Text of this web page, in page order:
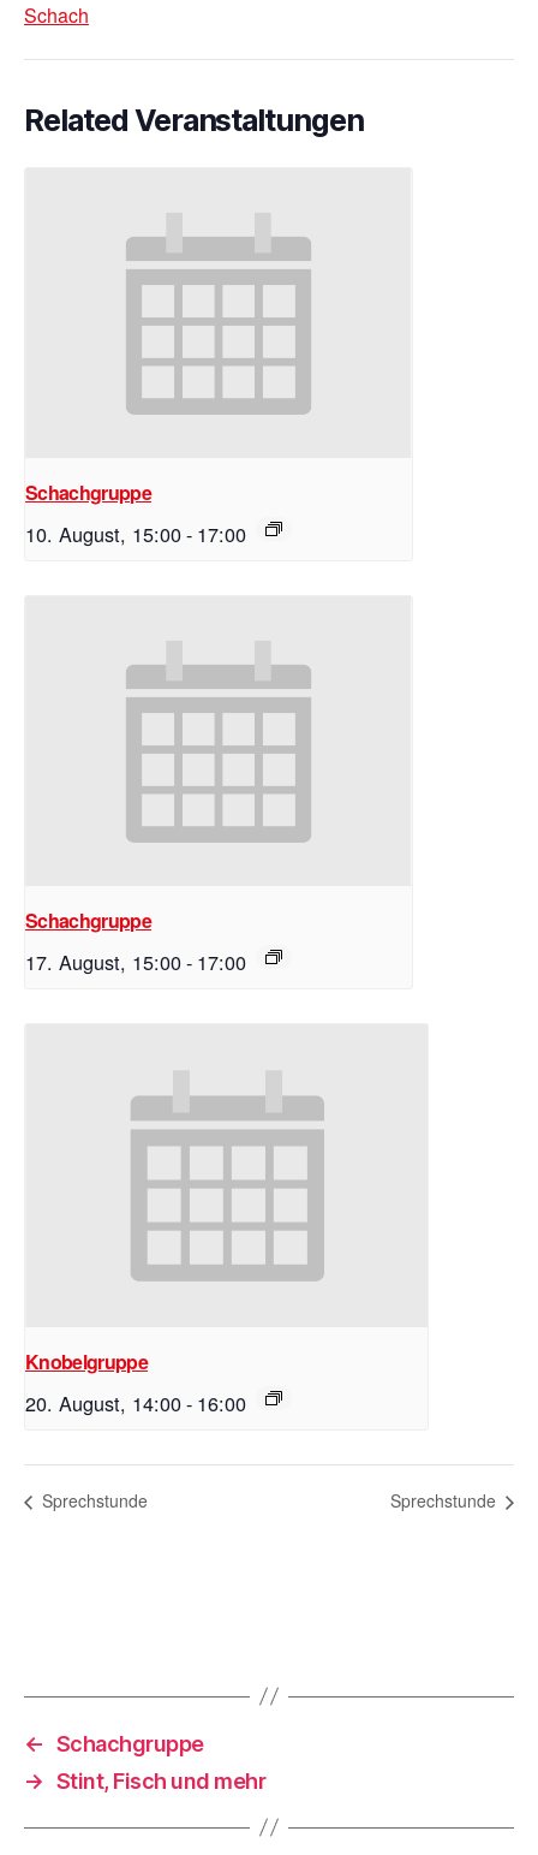
Schach
Related Veranstaltungen
Schachgruppe
10. August, 15:00- 17:00
Schachgruppe
17. August, 15:00- 17:00
Knobelgruppe
20. August, 14:00- 16:00
Sprechstunde Sprechstunde
← Schachgruppe
→ Stint, Fisch und mehr